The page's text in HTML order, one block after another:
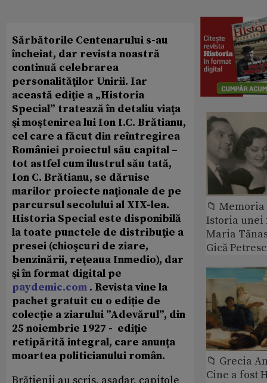
Sărbătorile Centenarului s-au
încheiat, dar revista noastră
continuă celebrarea
personalităţilor Unirii. Iar
această ediţie a „Historia
Special” tratează în detaliu viaţa
şi moştenirea lui Ion I.C. Brătianu,
cel care a făcut din reîntregirea
României proiectul său capital –
tot astfel cum ilustrul său tată,
Ion C. Brătianu, se dăruise
marilor proiecte naţionale de pe
parcursul secolului al XIX-lea.
Historia Special este disponibilă
la toate punctele de distribuţie a
presei (chioşcuri de ziare,
benzinării, reţeaua Inmedio), dar
şi în format digital pe
paydemic.com . Revista vine la
pachet gratuit cu o ediție de
colecție a ziarului ”Adevărul”, din
25 noiembrie 1927 - ediție
retipărită integral, care anunța
moartea politicianului român.
Brătienii au scris, aşadar, capitole
📁
Istoria
Maria
Gică
📁 Grecia
Cine a fost